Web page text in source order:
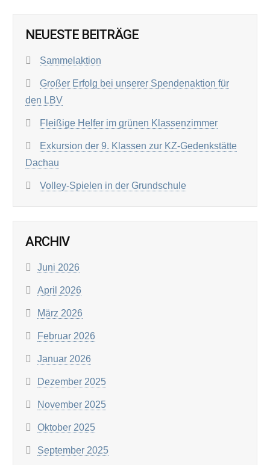
NEUESTE BEITRÄGE
Sammelaktion
Großer Erfolg bei unserer Spendenaktion für
den LBV
Fleißige Helfer im grünen Klassenzimmer
Exkursion der 9. Klassen zur KZ-Gedenkstätte
Dachau
Volley-Spielen in der Grundschule
ARCHIV
Juni 2026
April 2026
März 2026
Februar 2026
Januar 2026
Dezember 2025
November 2025
Oktober 2025
September 2025